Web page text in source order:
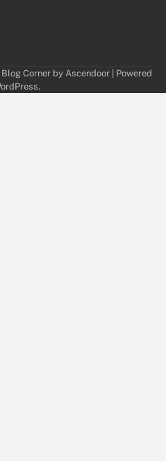
| Blog Corner by Ascendoor | Powered
.